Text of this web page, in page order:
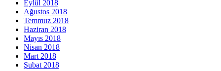
Eylül 2018
Ağustos 2018
Temmuz 2018
Haziran 2018
Mayıs 2018
Nisan 2018
Mart 2018
Şubat 2018